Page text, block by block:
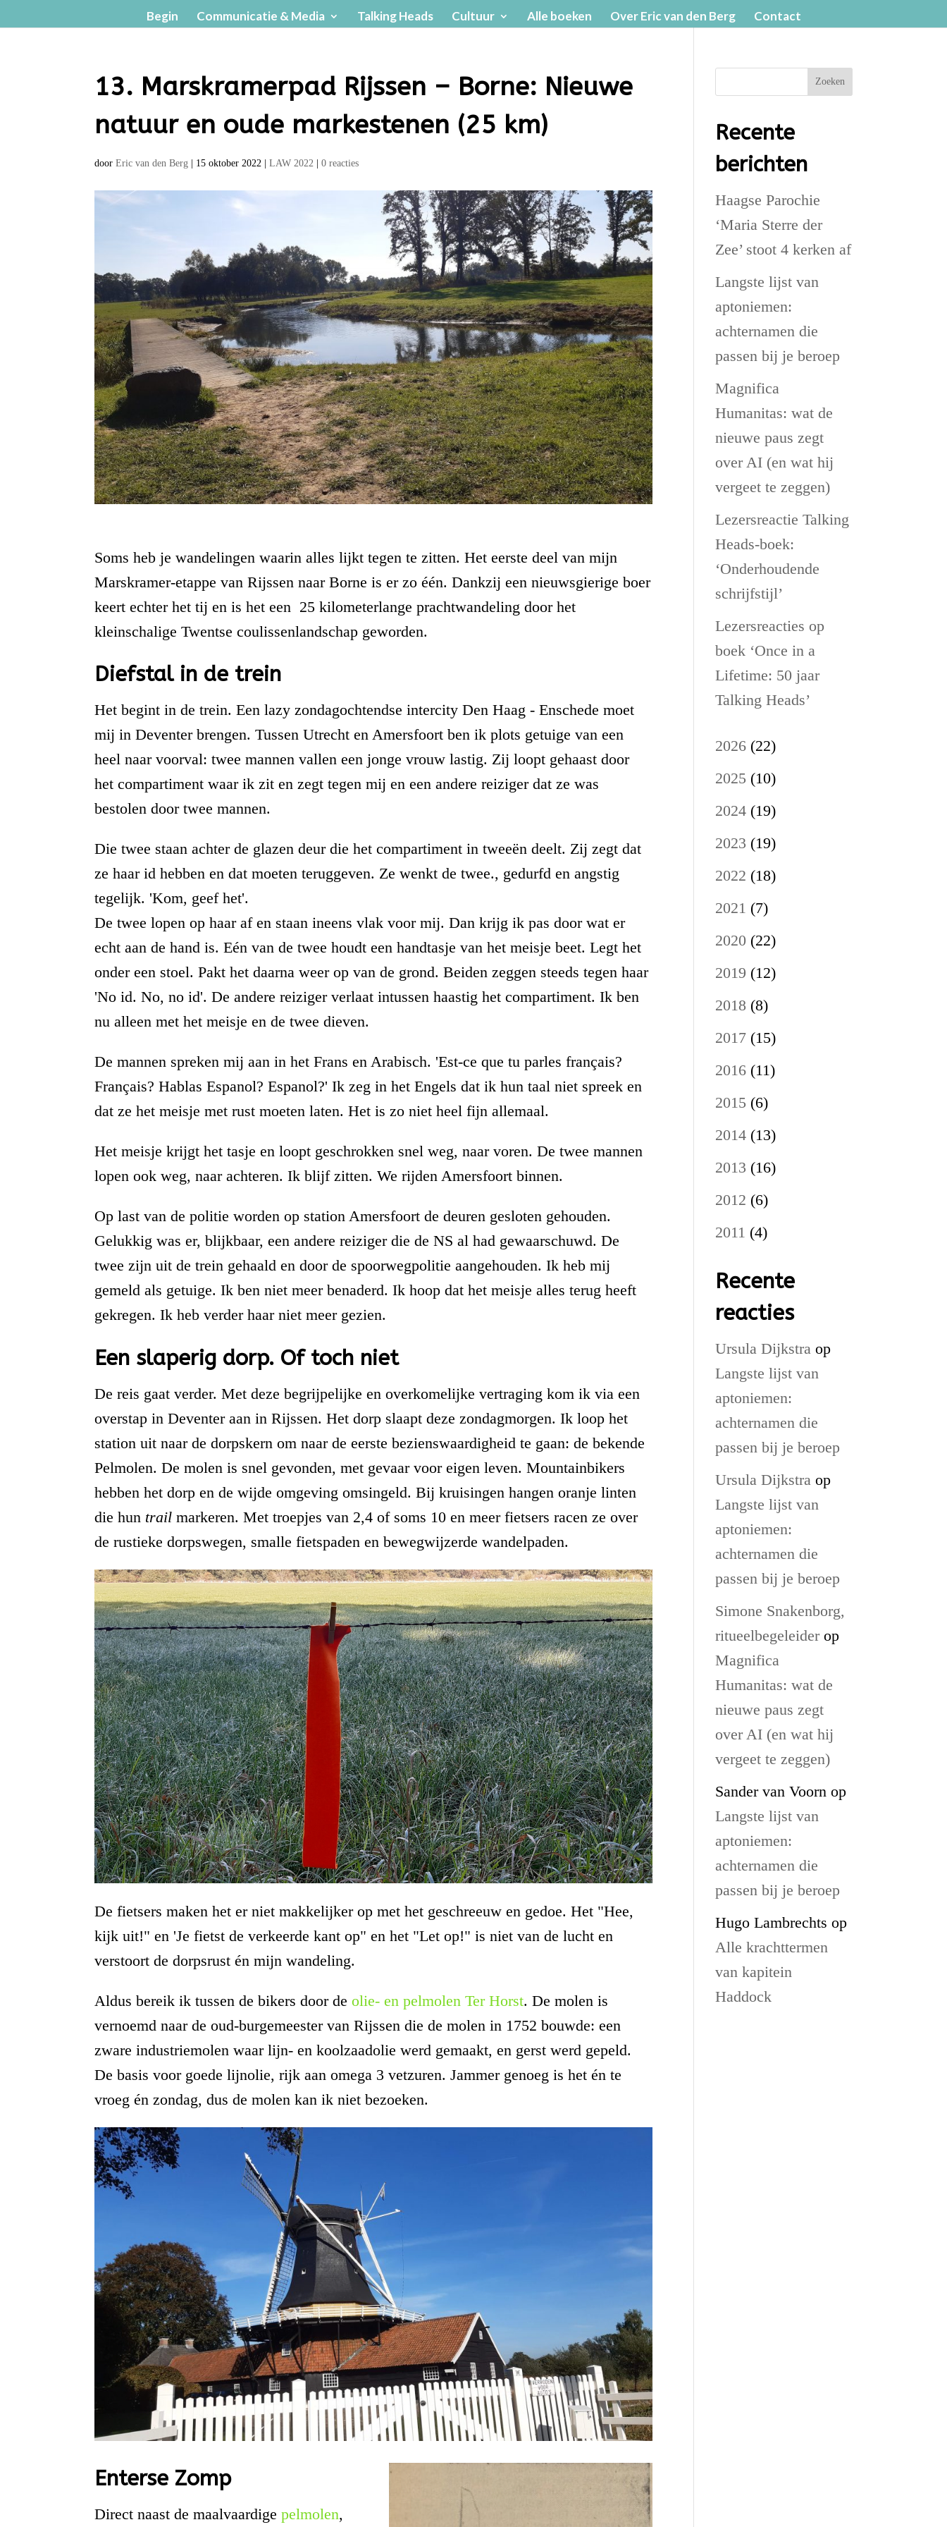
Begin Communicatie & Media Talking Heads Cultuur Alle boeken Over Eric van den Berg Contact
13. Marskramerpad Rijssen – Borne: Nieuwe
natuur en oude markestenen (25 km)
doorEric van den Berg 15 oktober 2022 |LAW 2022 |0 reacties
Soms heb je wandelingen waarin alles lijkt tegen te zitten. Het eerste deel van mijn
Marskramer-etappe van Rijssen naar Borne is er zo één. Dankzij een nieuwsgierige boer
keert echter het tij en is het een 25 kilometerlange prachtwandeling door het
kleinschalige Twentse coulissenlandschap geworden.
Diefstal in de trein
Het begint in de trein. Een lazy zondagochtendse intercity Den Haag - Enschede moet
mij in Deventer brengen. Tussen Utrecht en Amersfoort ben ik plots getuige van een
heel naar voorval: twee mannen vallen een jonge vrouw lastig. Zij loopt gehaast door
het compartiment waar ik zit en zegt tegen mij en een andere reiziger dat ze was
bestolen door twee mannen.
Die twee staan achter de glazen deur die het compartiment in tweeën deelt. Zij zegt dat
ze haar id hebben en dat moeten teruggeven. Ze wenkt de twee., gedurfd en angstig
tegelijk. 'Kom, geef het'.
De twee lopen op haar af en staan ineens vlak voor mij. Dan krijg ik pas door wat er
echt aan de hand is. Eén van de twee houdt een handtasje van het meisje beet. Legt het
onder een stoel. Pakt het daarna weer op van de grond. Beiden zeggen steeds tegen haar
'No id. No, no id'. De andere reiziger verlaat intussen haastig het compartiment. Ik ben
nu alleen met het meisje en de twee dieven.
De mannen spreken mij aan in het Frans en Arabisch. 'Est-ce que tu parles français?
Français? Hablas Espanol? Espanol?' Ik zeg in het Engels dat ik hun taal niet spreek en
dat ze het meisje met rust moeten laten. Het is zo niet heel fijn allemaal.
Het meisje krijgt het tasje en loopt geschrokken snel weg, naar voren. De twee mannen
lopen ook weg, naar achteren. Ik blijf zitten. We rijden Amersfoort binnen.
Op last van de politie worden op station Amersfoort de deuren gesloten gehouden.
Gelukkig was er, blijkbaar, een andere reiziger die de NS al had gewaarschuwd. De
twee zijn uit de trein gehaald en door de spoorwegpolitie aangehouden. Ik heb mij
gemeld als getuige. Ik ben niet meer benaderd. Ik hoop dat het meisje alles terug heeft
gekregen. Ik heb verder haar niet meer gezien.
Een slaperig dorp. Of toch niet
De reis gaat verder. Met deze begrijpelijke en overkomelijke vertraging kom ik via een
overstap in Deventer aan in Rijssen. Het dorp slaapt deze zondagmorgen. Ik loop het
station uit naar de dorpskern om naar de eerste bezienswaardigheid te gaan: de bekende
Pelmolen. De molen is snel gevonden, met gevaar voor eigen leven. Mountainbikers
hebben het dorp en de wijde omgeving omsingeld. Bij kruisingen hangen oranje linten
die hun trail markeren. Met troepjes van 2,4 of soms 10 en meer fietsers racen ze over
de rustieke dorpswegen, smalle fietspaden en bewegwijzerde wandelpaden.
De fietsers maken het er niet makkelijker op met het geschreeuw en gedoe. Het "Hee,
kijk uit!" en 'Je fietst de verkeerde kant op" en het "Let op!" is niet van de lucht en
verstoort de dorpsrust én mijn wandeling.
Aldus bereik ik tussen de bikers door deolie- en pelmolen Ter Horst. De molen is
vernoemd naar de oud-burgemeester van Rijssen die de molen in 1752 bouwde: een
zware industriemolen waar lijn- en koolzaadolie werd gemaakt, en gerst werd gepeld.
De basis voor goede lijnolie, rijk aan omega 3 vetzuren. Jammer genoeg is het én te
vroeg én zondag, dus de molen kan ik niet bezoeken.
Enterse Zomp
Direct naast de maalvaardigepelmolen,
Zoeken
Recente
berichten
Haagse Parochie
‘Maria Sterre der
Zee’ stoot 4 kerken af
Langste lijst van
aptoniemen:
achternamen die
passen bij je beroep
Magnifica
Humanitas: wat de
nieuwe paus zegt
over AI (en wat hij
vergeet te zeggen)
Lezersreactie Talking
Heads-boek:
‘Onderhoudende
schrijfstijl’
Lezersreacties op
boek ‘Once in a
Lifetime: 50 jaar
Talking Heads’
2026 (22)
2025 (10)
2024 (19)
2023 (19)
2022 (18)
2021 (7)
2020 (22)
2019 (12)
2018 (8)
2017 (15)
2016 (11)
2015 (6)
2014 (13)
2013 (16)
2012 (6)
2011 (4)
Recente
reacties
Ursula Dijkstra op
Langste lijst van
aptoniemen:
achternamen die
passen bij je beroep
Ursula Dijkstra op
Langste lijst van
aptoniemen:
achternamen die
passen bij je beroep
Simone Snakenborg,
ritueelbegeleider op
Magnifica
Humanitas: wat de
nieuwe paus zegt
over AI (en wat hij
vergeet te zeggen)
Sander van Voorn op
Langste lijst van
aptoniemen:
achternamen die
passen bij je beroep
Hugo Lambrechts op
Alle krachttermen
van kapitein
Haddock